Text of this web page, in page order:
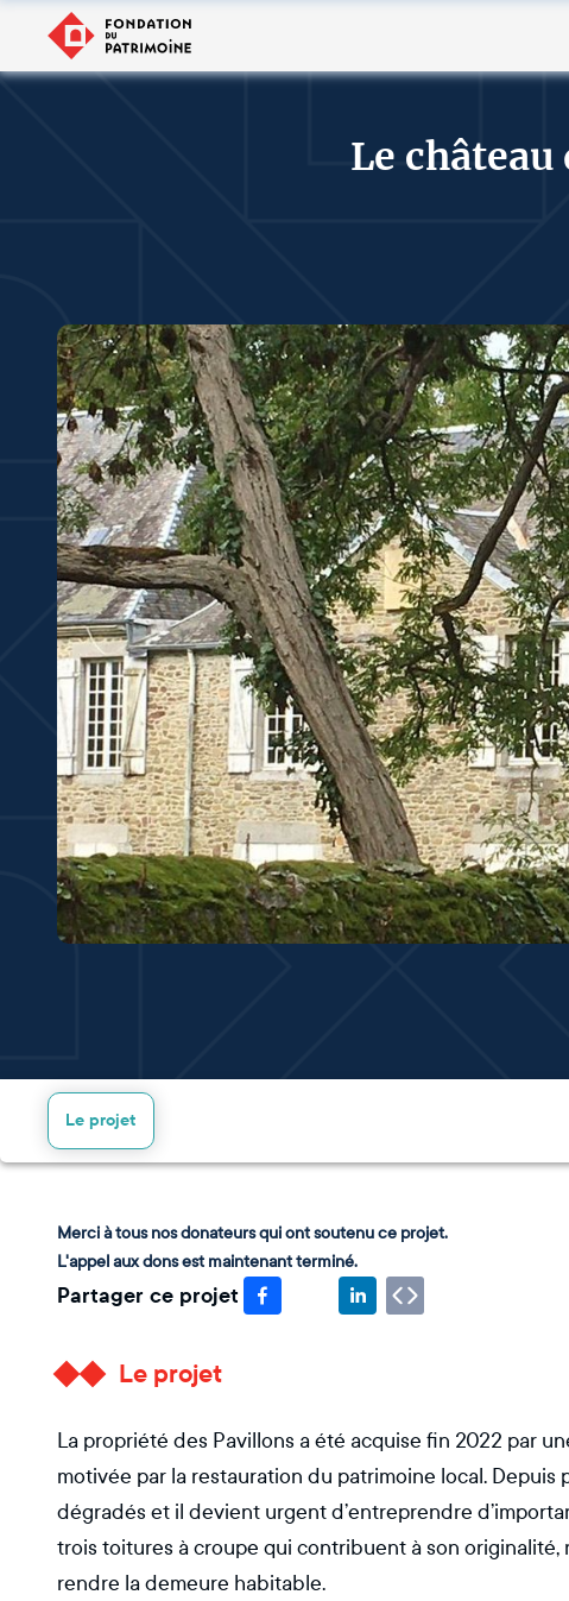
Le
Le projet
Merci à tous nos donateurs qui ont soutenu ce projet.
L'appel aux dons est maintenant terminé.
Partager ce projet
Le projet
La propriété des Pavillons a été acquise fin 2022 par
motivée par la restauration du patrimoine local.
dégradés et il devient urgent d’entreprendre
trois toitures à croupe qui contribuent à son
rendre la demeure habitable.